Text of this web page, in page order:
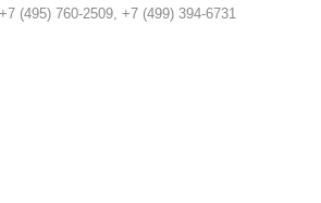
+7 (495) 760-2509, +7 (499) 394-6731